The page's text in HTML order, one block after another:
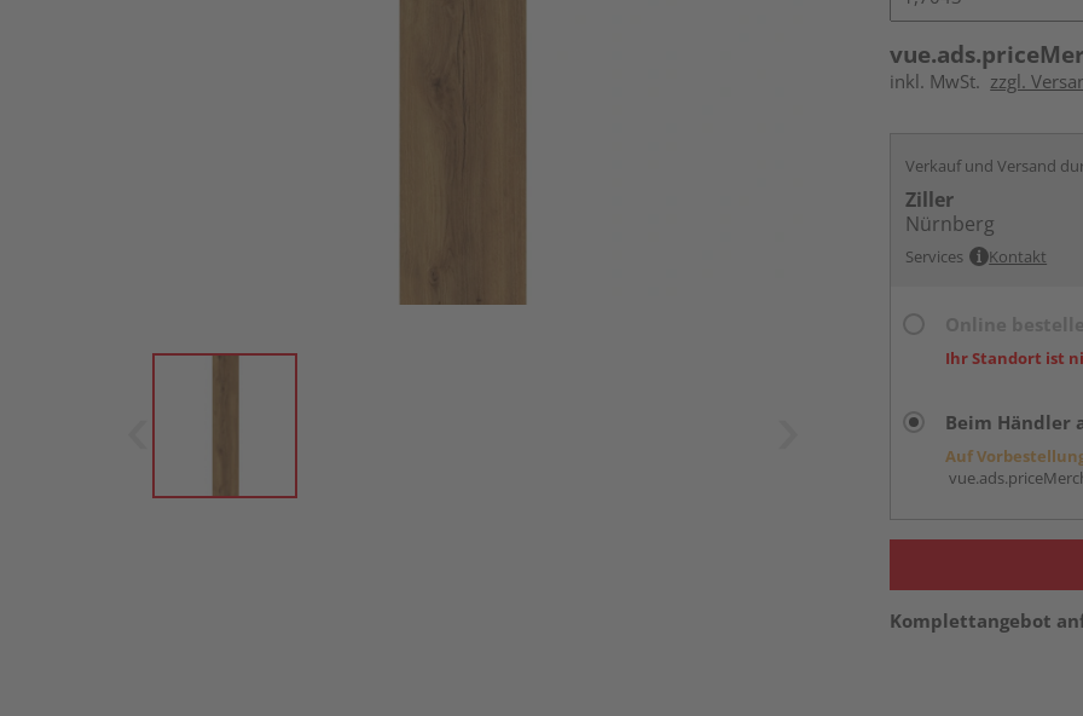
inkl. MwSt. zzgl.
Verkauf und Versand
Ziller
Nürnberg
Services Kontakt
Ihr Standort ist
Beim Händler
Auf
Komplettangebot